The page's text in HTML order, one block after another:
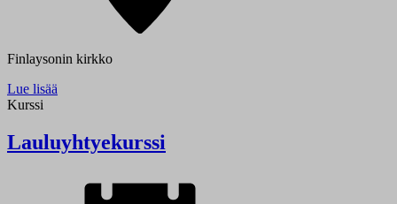
Finlaysonin kirkko
Lue lisää
Kurssi
Lauluyhtyekurssi